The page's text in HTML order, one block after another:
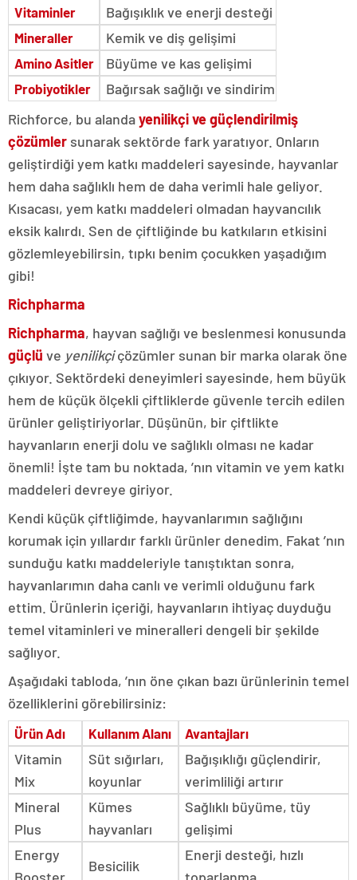
Vitaminler Bağışıklık ve enerji desteği
Mineraller Kemik ve diş gelişimi
Amino Asitler Büyüme ve kas gelişimi
Probiyotikler
Bağırsak sağlığı ve sindirim
Richforce, bu alandayenilikçi ve güçlendirilmiş
çözümler sunarak sektörde fark yaratıyor. Onların
geliştirdiği yem katkı maddeleri sayesinde, hayvanlar
hem daha sağlıklı hem de daha verimli hale geliyor.
Kısacası, yem katkı maddeleri olmadan hayvancılık
eksik kalırdı. Sen de çiftliğinde bu katkıların etkisini
gözlemleyebilirsin, tıpkı benim çocukken yaşadığım
gibi!
Richpharma
Richpharma, hayvan sağlığı ve beslenmesi konusunda
güçlü ve yenilikçiçözümler sunan bir marka olarak öne
çıkıyor. Sektördeki deneyimleri sayesinde, hem büyük
hem de küçük ölçekli çiftliklerde güvenle tercih edilen
ürünler geliştiriyorlar. Düşünün, bir çiftlikte
hayvanların enerji dolu ve sağlıklı olması ne kadar
önemli! İşte tam bu noktada, ’nın vitamin ve yem katkı
maddeleri devreye giriyor.
Kendi küçük çiftliğimde, hayvanlarımın sağlığını
korumak için yıllardır farklı ürünler denedim. Fakat ’nın
sunduğu katkı maddeleriyle tanıştıktan sonra,
hayvanlarımın daha canlı ve verimli olduğunu fark
ettim. Ürünlerin içeriği, hayvanların ihtiyaç duyduğu
temel vitaminleri ve mineralleri dengeli bir şekilde
sağlıyor.
Aşağıdaki tabloda, ’nın öne çıkan bazı ürünlerinin temel
özelliklerini görebilirsiniz:
Ürün Adı Kullanım Alanı Avantajları
Vitamin
Mix
Süt sığırları,
koyunlar
Bağışıklığı güçlendirir,
verimliliği artırır
Mineral
Plus
Kümes
hayvanları
Sağlıklı büyüme, tüy
gelişimi
Energy
Besicilik
Enerji desteği, hızlı